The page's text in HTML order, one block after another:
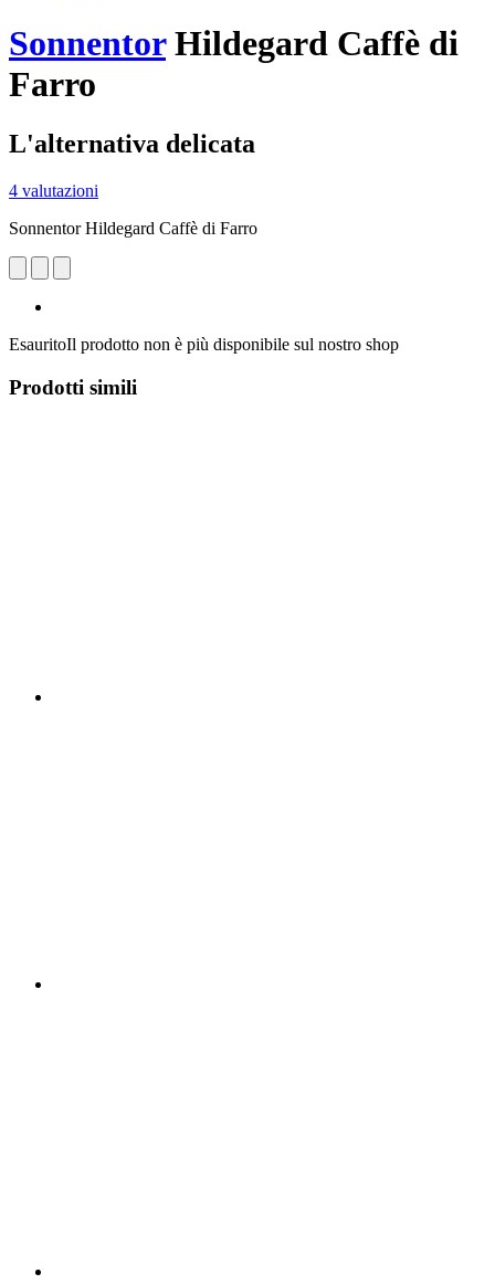
SonnentorHildegard Caffè di
Farro
L'alternativa delicata
4 valutazioni
Sonnentor Hildegard Caffè di Farro
EsauritoIl prodotto non è più disponibile sul nostro shop
Prodotti simili